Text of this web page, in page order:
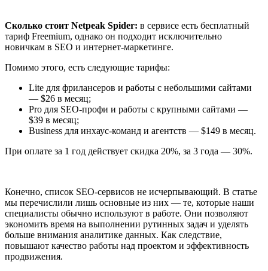
Сколько стоит Netpeak Spider: в сервисе есть бесплатный
тариф Freemium, однако он подходит исключительно
новичкам в SEO и интернет-маркетинге.
Помимо этого, есть следующие тарифы:
Lite для фрилансеров и работы с небольшими сайтами
— $26 в месяц;
Pro для SEO-профи и работы с крупными сайтами —
$39 в месяц;
Business для инхаус-команд и агентств — $149 в месяц.
При оплате за 1 год действует скидка 20%, за 3 года — 30%.
Конечно, список SEO-сервисов не исчерпывающий. В статье
мы перечислили лишь основные из них — те, которые наши
специалисты обычно используют в работе. Они позволяют
экономить время на выполнении рутинных задач и уделять
больше внимания аналитике данных. Как следствие,
повышают качество работы над проектом и эффективность
продвижения.